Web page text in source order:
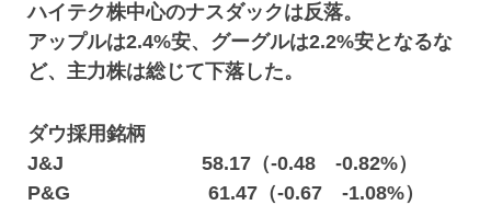
ハイテク株中心のナスダックは反落。
アップルは2.4%安、グーグルは2.2%安となるな
ど、主力株は総じて下落した。
ダウ採用銘柄
J&J 58.17（-0.48 -0.82%）
P&G 61.47（-0.67 -1.08%）